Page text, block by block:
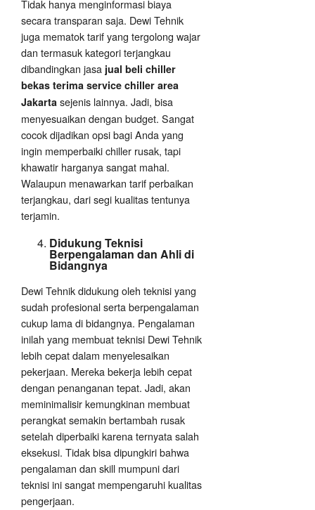
Tidak hanya menginformasi biaya
secara transparan saja. Dewi Tehnik
juga mematok tarif yang tergolong wajar
dan termasuk kategori terjangkau
dibandingkan jasa jual beli chiller
bekas terima service chiller area
Jakarta sejenis lainnya. Jadi, bisa
menyesuaikan dengan budget. Sangat
cocok dijadikan opsi bagi Anda yang
ingin memperbaiki chiller rusak, tapi
khawatir harganya sangat mahal.
Walaupun menawarkan tarif perbaikan
terjangkau, dari segi kualitas tentunya
terjamin.
Didukung Teknisi
Berpengalaman dan Ahli di
Bidangnya
Dewi Tehnik didukung oleh teknisi yang
sudah profesional serta berpengalaman
cukup lama di bidangnya. Pengalaman
inilah yang membuat teknisi Dewi Tehnik
lebih cepat dalam menyelesaikan
pekerjaan. Mereka bekerja lebih cepat
dengan penanganan tepat. Jadi, akan
meminimalisir kemungkinan membuat
perangkat semakin bertambah rusak
setelah diperbaiki karena ternyata salah
eksekusi. Tidak bisa dipungkiri bahwa
pengalaman dan skill mumpuni dari
teknisi ini sangat mempengaruhi kualitas
pengerjaan.